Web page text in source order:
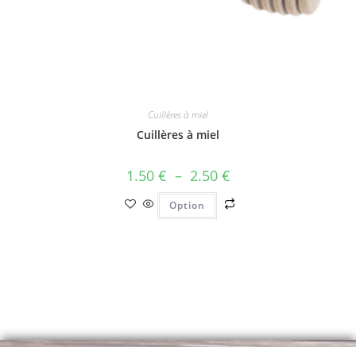
Cuillères à miel
Cuillères à miel
1.50 € – 2.50 €
Option